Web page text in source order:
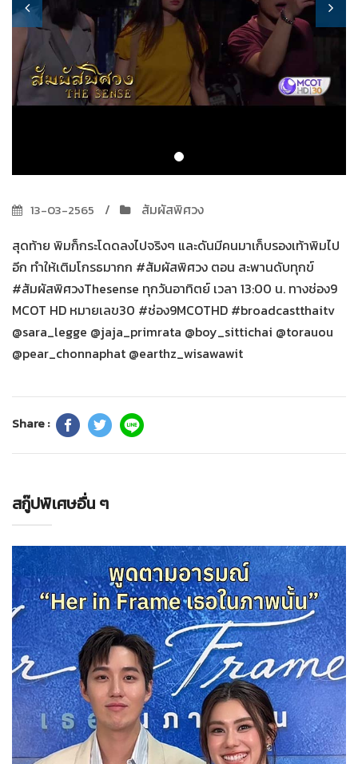
13-03-2565
สัมผัสพิศวง
สุดท้าย พิมก็กระโดดลงไปจริงๆ และดันมีคนมาเก็บรองเท้าพิมไป
อีก ทำให้เติมโกรธมากก #สัมผัสพิศวง ตอน สะพานดับทุกข์
#สัมผัสพิศวงThesense ทุกวันอาทิตย์ เวลา 13:00 น. ทางช่อง9
MCOT HD หมายเลข30 #ช่อง9MCOTHD #broadcastthaitv
@sara_legge @jaja_primrata @boy_sittichai @torauou
@pear_chonnaphat @earthz_wisawawit
Share :
สกู๊ปพิเศษอื่น ๆ